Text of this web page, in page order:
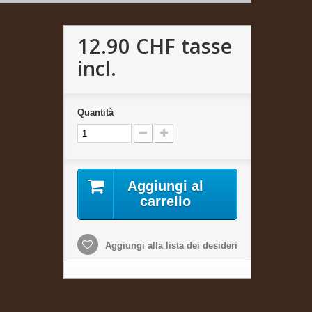
12.90 CHF tasse
incl.
Quantità
Aggiungi al
carrello
Aggiungi alla lista dei desideri